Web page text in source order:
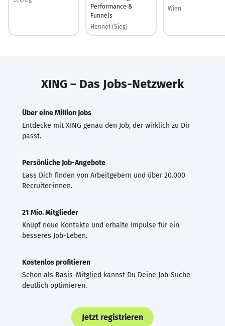
Performance &
Funnels
Hennef (Sieg)
Wien
XING – Das Jobs-Netzwerk
Über eine Million Jobs
Entdecke mit XING genau den Job, der wirklich zu Dir
passt.
Persönliche Job-Angebote
Lass Dich finden von Arbeitgebern und über 20.000
Recruiter·innen.
21 Mio. Mitglieder
Knüpf neue Kontakte und erhalte Impulse für ein
besseres Job-Leben.
Kostenlos profitieren
Schon als Basis-Mitglied kannst Du Deine Job-Suche
deutlich optimieren.
Jetzt registrieren